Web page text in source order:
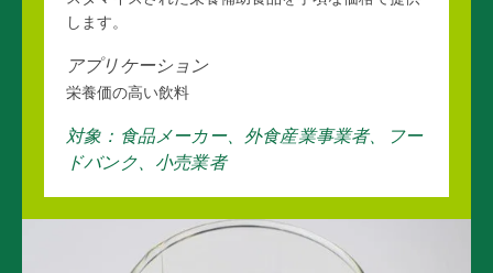
します。
アプリケーション
栄養価の高い飲料
対象：食品メーカー、外食産業事業者、フー
ドバンク、小売業者